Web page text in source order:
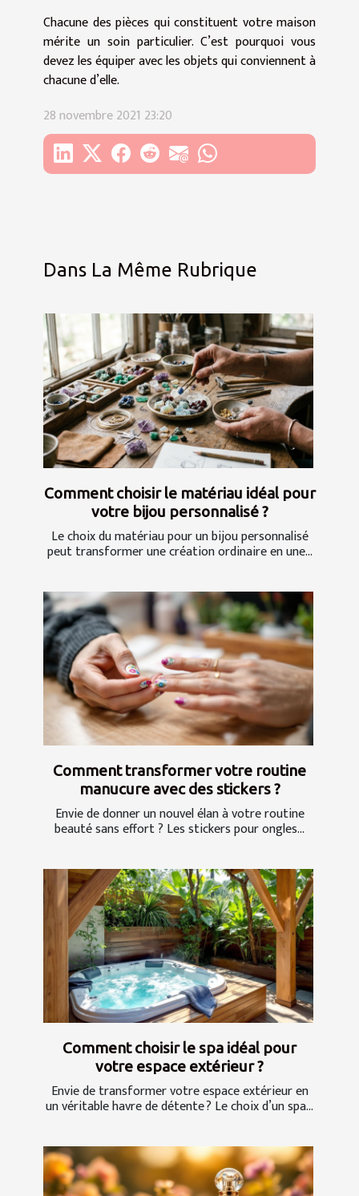
Chacune des pièces qui constituent votre maison
mérite un soin particulier. C’est pourquoi vous
devez les équiper avec les objets qui conviennent à
chacune d’elle.
28 novembre 2021 23:20
Dans La Même Rubrique
Comment choisir le matériau idéal pour
votre bijou personnalisé ?
Le choix du matériau pour un bijou personnalisé
peut transformer une création ordinaire en une...
Comment transformer votre routine
manucure avec des stickers ?
Envie de donner un nouvel élan à votre routine
beauté sans effort ? Les stickers pour ongles...
Comment choisir le spa idéal pour
votre espace extérieur ?
Envie de transformer votre espace extérieur en
un véritable havre de détente ? Le choix d’un spa...